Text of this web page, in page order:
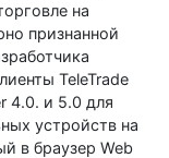
на
признанной
TeleTrade
4.0. и 5.0 для
устройств на
в браузер Web